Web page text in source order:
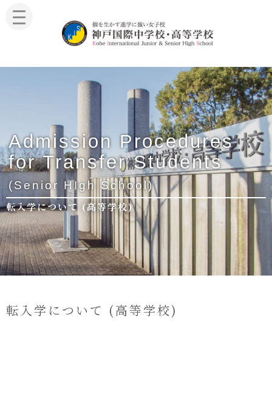
Admission Procedures
for Transfer Students
(Senior HIgh School)
転入学について (高等学校)
転入学について (高等学校)